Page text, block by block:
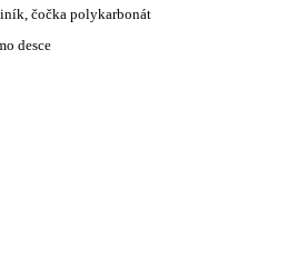
čočka polykarbonát
desce